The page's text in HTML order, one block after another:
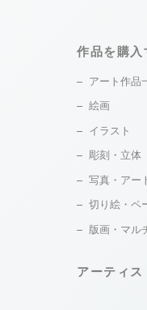
作品を購入
アート作品
絵画
イラスト
彫刻・立体
写真・アー
切り絵・ペ
版画・マル
アーティス